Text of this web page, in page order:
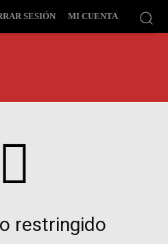
SESIÓN MI CUENTA
restringido